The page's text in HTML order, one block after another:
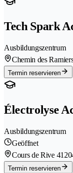
Tech Spark
Ausbildungszentrum
Chemin des
Termin reservieren
Électrolyse
Ausbildungszentrum
Geöffnet
Cours de Rive 4
Termin reservieren